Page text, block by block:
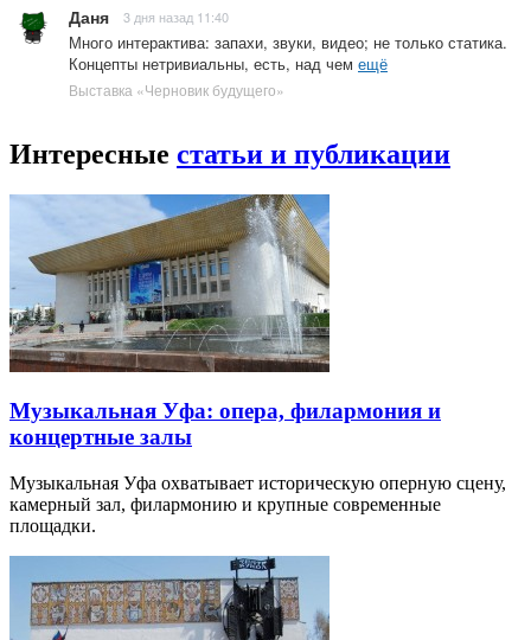
Даня 3 дня назад 11:40
Много интерактива: запахи, звуки, видео; не только статика.
Концепты нетривиальны, есть, над чем ещё
Выставка «Черновик будущего»
Интересные статьи и публикации
Музыкальная Уфа: опера, филармония и
концертные залы
Музыкальная Уфа охватывает историческую оперную сцену,
камерный зал, филармонию и крупные современные
площадки.